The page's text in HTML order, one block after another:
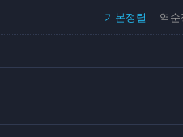
기본정렬 역